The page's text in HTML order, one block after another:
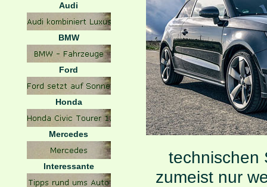
Audi
BMW
Ford
Honda
Mercedes
Interessante
technischen
zumeist nur